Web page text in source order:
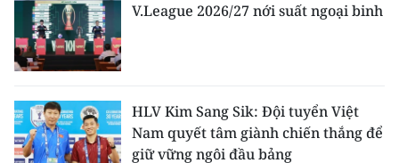
Chuyên trang Hà Nội
Chuyên trang TP. Hồ Chí Minh
CHUYÊN ĐỀ
CÁC CHUYÊN TRANG
V.League 2026/27 nới suất ngoại binh
HLV Kim Sang Sik: Đội tuyển Việt
Nam quyết tâm giành chiến thắng để
giữ vững ngôi đầu bảng